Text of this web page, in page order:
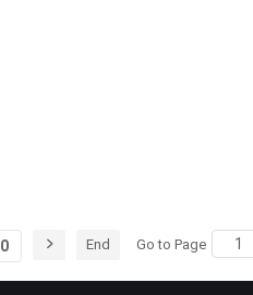
End Go to Page